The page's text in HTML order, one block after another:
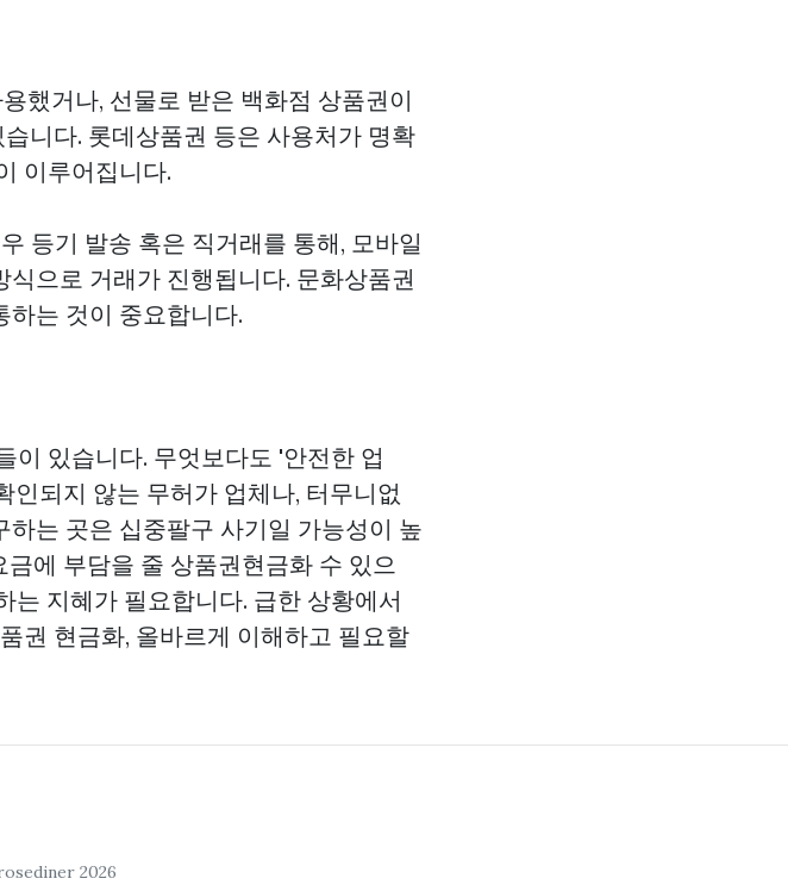
했거나, 선물로 받은 백화점 상품권이
니다. 롯데상품권 등은 사용처가 명확
이루어집니다.
등기 발송 혹은 직거래를 통해, 모바일
으로 거래가 진행됩니다. 문화상품권
는 것이 중요합니다.
이 있습니다. 무엇보다도 '안전한 업
되지 않는 무허가 업체나, 터무니없
는 곳은 십중팔구 사기일 가능성이 높
금에 부담을 줄 상품권현금화 수 있으
는 지혜가 필요합니다. 급한 상황에서
권 현금화, 올바르게 이해하고 필요할
2026